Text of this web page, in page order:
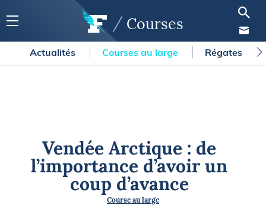
Courses
Actualités Courses au large Régates
Vendée Arctique : de
l’importance d’avoir un
coup d’avance
Course au large